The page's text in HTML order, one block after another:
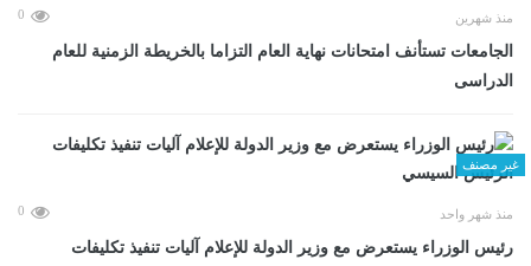
منذ شهرين 0
الجامعات تستأنف امتحانات نهاية العام التزاما بالخريطة الزمنية للعام
الدراسى
غير مصنف
منذ شهر واحد 0
رئيس الوزراء يستعرض مع وزير الدولة للإعلام آليات تنفيذ تكليفات